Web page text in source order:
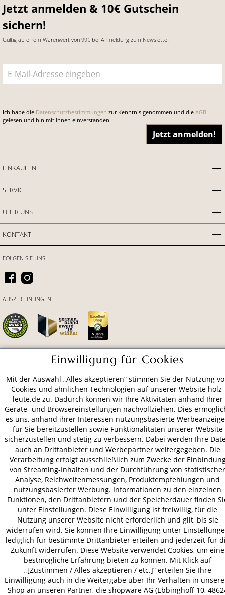
Jetzt anmelden & 10€ Gutschein
sichern!
Gültig ab einem Warenwert von 99€ bei Anmeldung zum Newsletter.
E-Mail-Adresse
Ich habe die Datenschutzbestimmungen zur Kenntnis genommen und die AGB
gelesen und bin mit ihnen einverstanden.
Jetzt anmelden!
EINKAUFEN
SERVICE
ÜBER UNS
KONTAKT
VERSAND
FOLGEN SIE UNS
AUSZEICHNUNGEN
AGB Datenschutz
Impressum
© 2026 HOLZ-LEUTE
* Alle Preise inkl. gesetzl. Mehrwertsteuer zzgl.Versandkosten.
Einwilligung für Cookies
Mit der Auswahl „Alles akzeptieren“ stimmen Sie der Nutzung
Cookies und ähnlichen Technologien auf unserer Website holz-
leute.de zu. Dadurch können wir Ihre Aktivitäten anhand Ihrer
Geräte- und Browsereinstellungen nachvollziehen. Dies
es uns, anhand ihrer Interessen nutzungsbasierte
für Sie bereitzustellen sowie Funktionalitäten unserer Website
sicherzustellen und stetig zu verbessern. Dabei werden Ihre
auch an Drittanbieter und Werbepartner weitergegeben. Die
Verarbeitung erfolgt ausschließlich zum Zwecke der
von Streaming-Inhalten und der Durchführung von statistischer
Analyse, Reichweitenmessungen, Produktempfehlungen und
nutzungsbasierter Werbung. Informationen zu den einzelnen
Funktionen, den Drittanbietern und der Speicherdauer finden
unter Einstellungen. Diese Einwilligung ist freiwillig, für die
Nutzung unserer Website nicht erforderlich und gilt, bis sie
widerrufen wird. Sie können Ihre Einwilligung unter
lediglich für bestimmte Drittanbieter erteilen und jederzeit für
Zukunft widerrufen. Diese Website verwendet Cookies, um eine
bestmögliche Erfahrung bieten zu können. Mit Klick auf
„[Zustimmen / Alles akzeptieren / etc.]“ erteilen Sie Ihre
Einwilligung auch in die Weitergabe über Ihr Verhalten in
Shop an unseren Partner, die shopware AG (Ebbinghoff 10,